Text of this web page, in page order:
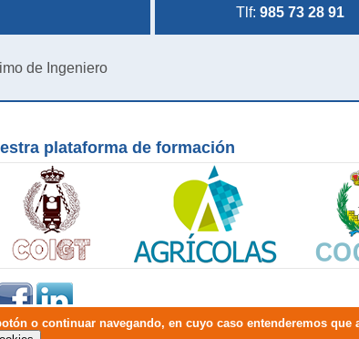
o continuar navegando, en cuyo caso entenderemos que
Tlf: 985 73 28 91
de Ingeniero
plataforma de formación